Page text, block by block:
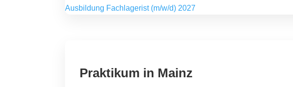
Ausbildung Fachlagerist (m/w/d) 2027
Praktikum in Mainz